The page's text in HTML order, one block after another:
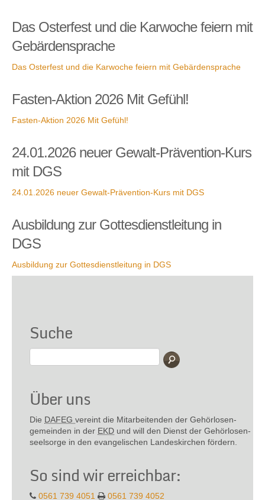
Das Osterfest und die Karwoche feiern mit
Gebärdensprache
Das Osterfest und die Karwoche feiern mit Gebärdensprache
Fasten-Aktion 2026 Mit Gefühl!
Fasten-Aktion 2026 Mit Gefühl!
24.01.2026 neuer Gewalt-Prävention-Kurs
mit DGS
24.01.2026 neuer Gewalt-Prävention-Kurs mit DGS
Ausbildung zur Gottesdienstleitung in
DGS
Ausbildung zur Gottesdienstleitung in DGS
Suche
Über uns
Die DAFEG vereint die Mitarbeitenden der Gehör­losen­
gemeinden in der EKD und will den Dienst der Gehör­losen­
seel­sorge in den evange­lischen Landes­kirchen fördern.
So sind wir erreichbar:
0561 739 4051 0561 739 4052